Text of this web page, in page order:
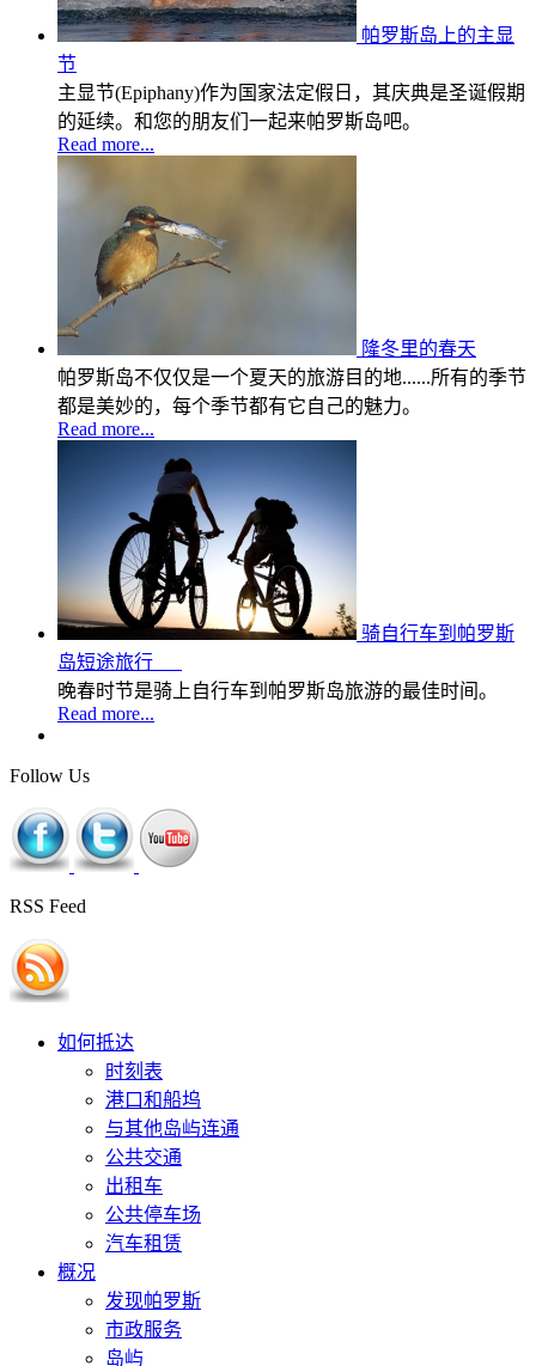
帕罗斯岛上的主显
节
主显节(Epiphany)作为国家法定假日，其庆典是圣诞假期
的延续。和您的朋友们一起来帕罗斯岛吧。
Read more...
隆冬里的春天
帕罗斯岛不仅仅是一个夏天的旅游目的地......所有的季节
都是美妙的，每个季节都有它自己的魅力。
Read more...
骑自行车到帕罗斯
岛短途旅行
晚春时节是骑上自行车到帕罗斯岛旅游的最佳时间。
Read more...
Follow Us
RSS Feed
如何抵达
时刻表
港口和船坞
与其他岛屿连通
公共交通
出租车
公共停车场
汽车租赁
概况
发现帕罗斯
市政服务
岛屿